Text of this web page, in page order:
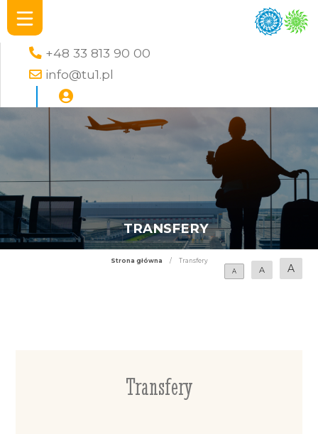
+48 33 813 90 00
info@tu1.pl
TRANSFERY
Strona główna /
Transfery
A
A A
Transfery